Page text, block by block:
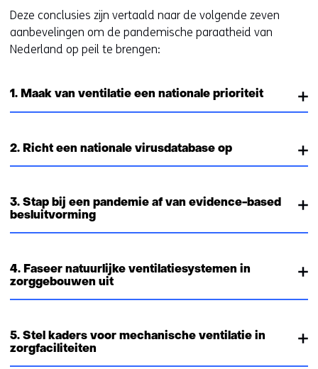
Deze conclusies zijn vertaald naar de volgende zeven
aanbevelingen om de pandemische paraatheid van
Nederland op peil te brengen:
1. Maak van ventilatie een nationale prioriteit
2. Richt een nationale virusdatabase op
3. Stap bij een pandemie af van evidence-based
besluitvorming
4. Faseer natuurlijke ventilatiesystemen in
zorggebouwen uit
5. Stel kaders voor mechanische ventilatie in
zorgfaciliteiten